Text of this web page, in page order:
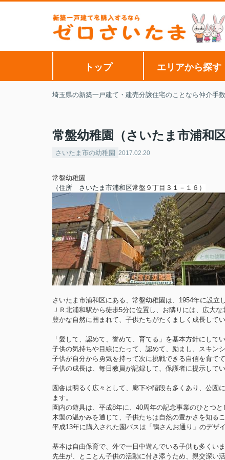
トップ エリアから探す
埼玉県の新築一戸建て・建売分譲住宅のことなら仲介手
常盤幼稚園（さいたま市浦和
さいたま市の幼稚園 2017.02.20
常盤幼稚園
（住所 さいたま市浦和区常盤９丁目３１－１６ ）
さいたま市浦和区にある、常盤幼稚園は、1954年に設立
ＪＲ北浦和駅から徒歩5分に位置し、お隣りには、広大な
豊かな自然に囲まれて、子供たちがたくましく成長してい
「愛して、認めて、誉めて、育てる」を基本方針にしてい
子供の気持ちや目線にたって、認めて、励まし、スキン
子供が自分から勇気を持って次に挑戦できる自信を育てて
子供の成長は、毎日教員が記録して、保護者に提示してい
園舎は明るく広々として、廊下や階段も多くあり、公園
ます。
園内の遊具は、平成8年に、40周年の記念事業のひとつ
木製の温かみを通じて、子供たちは自然の豊かさを知るこ
平成13年に購入された園バスは「鴨さんお通り」のデザ
基本は自由保育で、外で一日中遊んでいる子供も多くいま
先生が、とことん子供の活動に付き添うため、親交深い